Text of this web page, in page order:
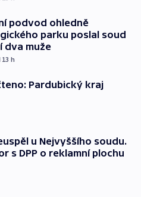
podvod ohledně
parku poslal soud
dva muže
h
Pardubický kraj
u Nejvyššího soudu.
s DPP o reklamní plochu